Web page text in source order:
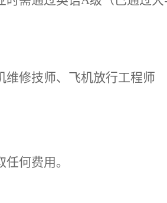
维修技师、飞机放行工程师
何费用。